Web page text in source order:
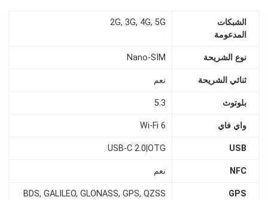
الشبكات
المدعومة
2G, 3G, 4G, 5G
نوع الشريحة Nano‑SIM
ثنائي الشريحة نعم
بلوتوث 5.3
واي فاي Wi‑Fi 6
USB
USB‑C 2.0|OTG
NFC نعم
GPS
BDS, GALILEO, GLONASS, GPS, QZSS